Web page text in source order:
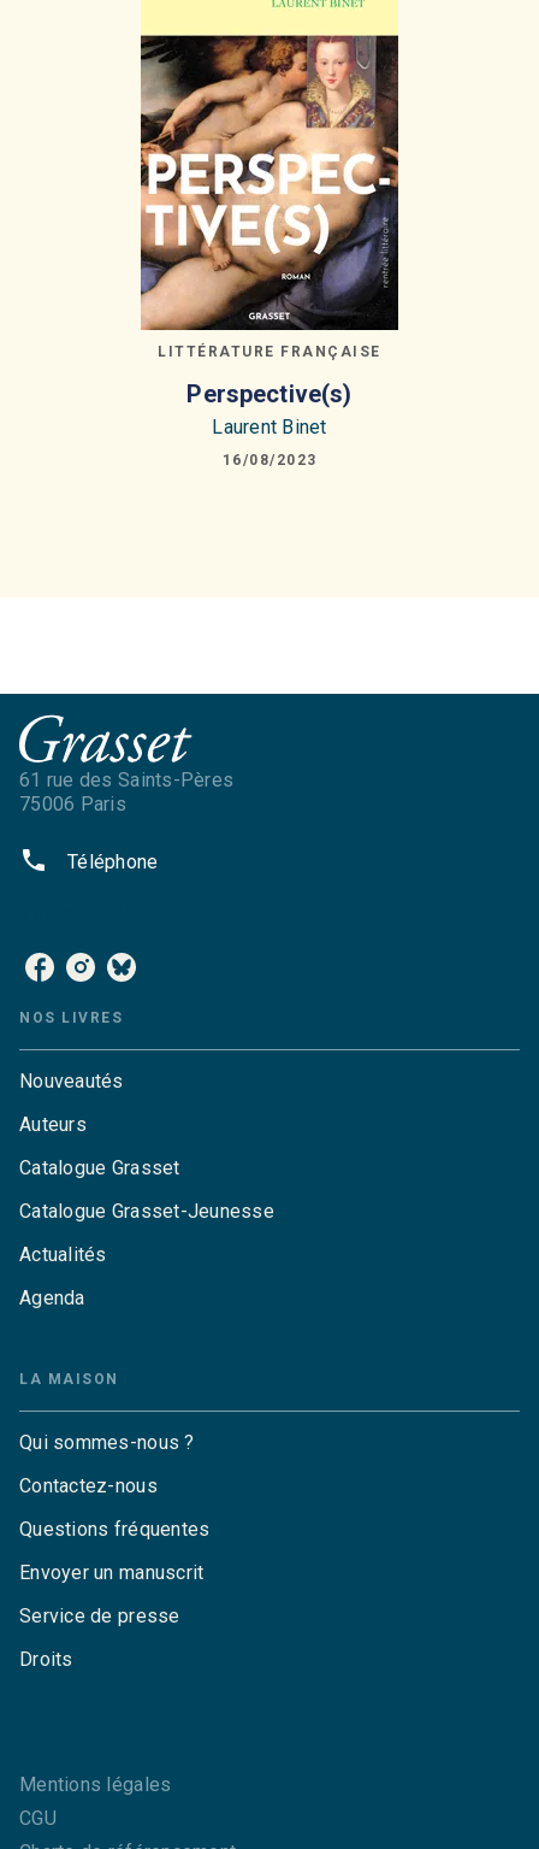
LITTÉRATURE FRANÇAISE
Perspective(s)
Laurent Binet
16/08/2023
61 rue des Saints-Pères
75006 Paris
phone Téléphone
NOS LIVRES
Nouveautés
Auteurs
Catalogue Grasset
Catalogue Grasset-Jeunesse
Actualités
Agenda
LA MAISON
Qui sommes-nous ?
Contactez-nous
Questions fréquentes
Envoyer un manuscrit
Service de presse
Droits
Mentions légales
CGU